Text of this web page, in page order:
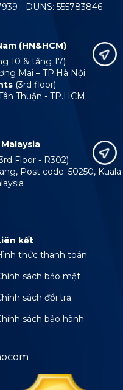
- DUNS: 555783846
(HN&HCM)
10 & tầng 17)
Mai – TP.Hà Nội
(3rd floor)
Thuận - TP.HCM
Floor - R302)
Post code: 50250, Kuala
kết
thức thanh toán
sách bảo mật
sách đổi trả
sách bảo hành